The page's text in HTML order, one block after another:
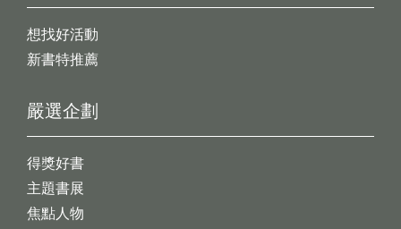
想找好活動
新書特推薦
嚴選企劃
得獎好書
主題書展
焦點人物